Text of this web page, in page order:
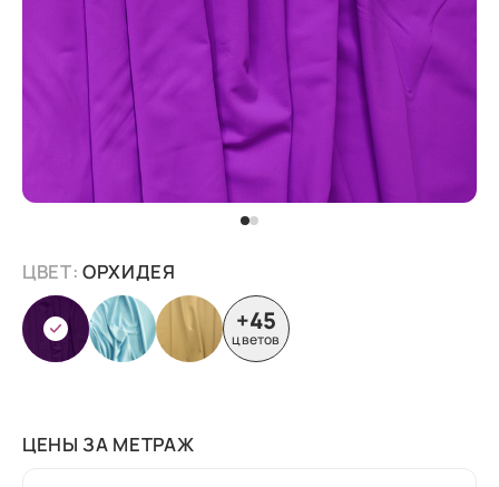
ЦВЕТ:ОРХИДЕЯ
+45
цветов
ЦЕНЫ ЗА МЕТРАЖ